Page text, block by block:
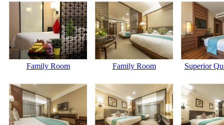
Family Room Family Room Superior